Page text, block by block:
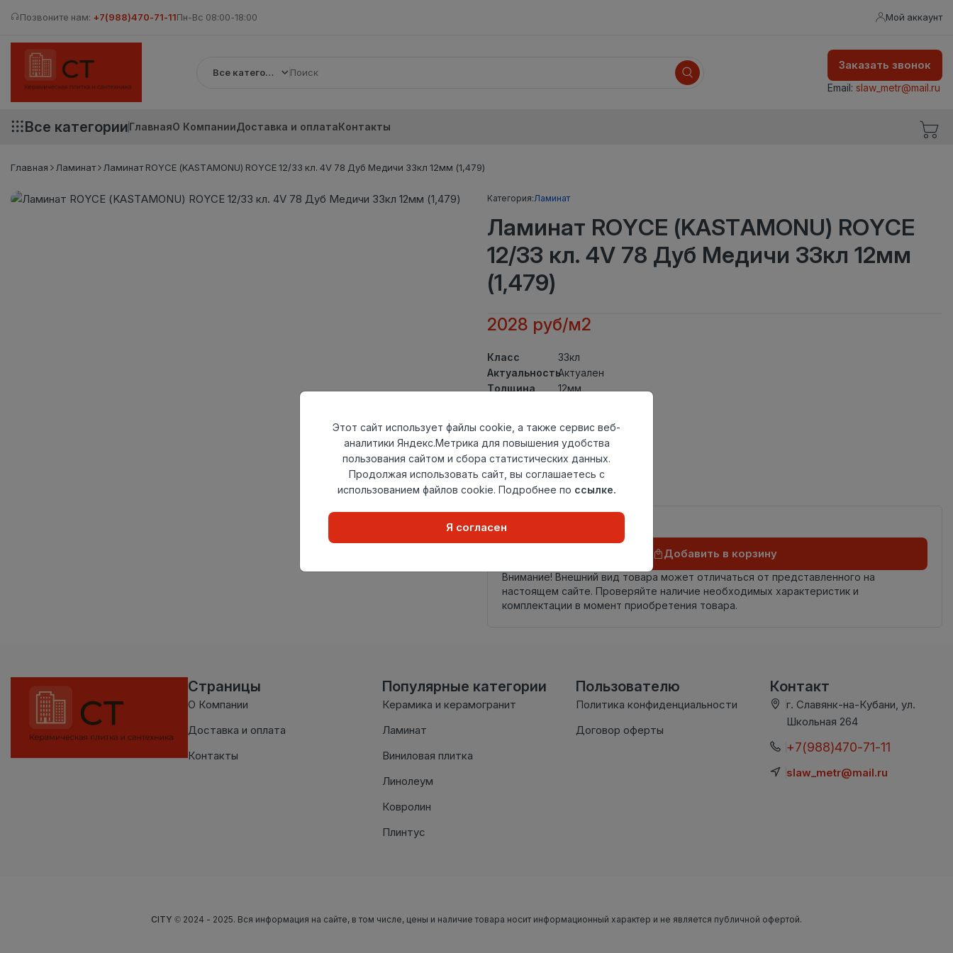
Позвоните нам: +7(988)470-71-11Пн-Вс 08:00-18:00 Мой аккаунт
Все категории
Заказать звонок
Email: slaw_metr@mail.ru
Все категорииГлавнаяО КомпанииДоставка и оплатаКонтакты
Главная Ламинат Ламинат ROYCE (KASTAMONU) ROYCE 12/33 кл. 4V 78 Дуб Медичи 33кл 12мм (1,479)
Категория:Ламинат
Ламинат ROYCE (KASTAMONU) ROYCE
12/33 кл. 4V 78 Дуб Медичи 33кл 12мм
(1,479)
2028 руб/м2
Класс
33кл
АктуальностьАктуален
Толщина
12мм
Теплый пол
до +27 градусов
Фаска
4V
Замок
UNICLIC
Страна
происхождения
Россия
Осталось
Добавить в корзину
Внимание! Внешний вид товара может отличаться от представленного на
настоящем сайте. Проверяйте наличие необходимых характеристик и
комплектации в момент приобретения товара.
Страницы
О Компании
Доставка и оплата
Контакты
Популярные категории
Керамика и керамогранит
Ламинат
Виниловая плитка
Линолеум
Ковролин
Плинтус
Пользователю
Политика конфиденциальности
Договор оферты
Контакт
г. Славянк-на-Кубани, ул.
Школьная 264
+7(988)470-71-11
slaw_metr@mail.ru
CITY © 2024 - 2025. Вся информация на сайте, в том числе, цены и наличие товара носит информационный характер и не является публичной офертой.
Этот сайт использует файлы cookie, а также сервис веб-
аналитики Яндекс.Метрика для повышения удобства
пользования сайтом и сбора статистических данных.
Продолжая использовать сайт, вы соглашаетесь с
использованием файлов cookie. Подробнее по ссылке.
Я согласен